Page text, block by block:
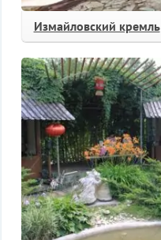
Измайловский кремль